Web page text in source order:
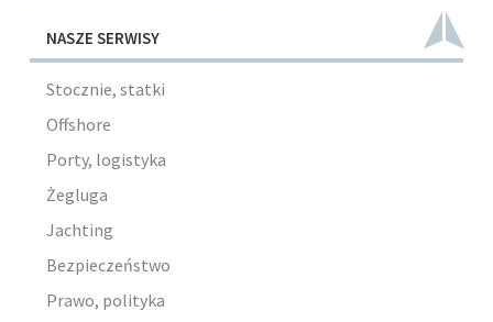
NASZE SERWISY
Stocznie, statki
Offshore
Porty, logistyka
Żegluga
Jachting
Bezpieczeństwo
Prawo, polityka